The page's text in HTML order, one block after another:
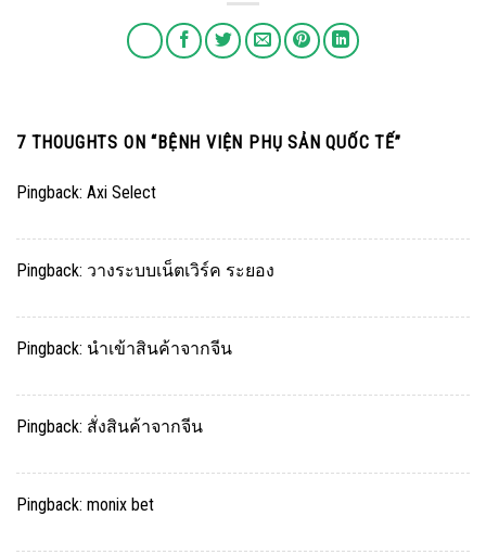
7 THOUGHTS ON “BỆNH VIỆN PHỤ SẢN QUỐC TẾ”
Pingback: Axi Select
Pingback: วางระบบเน็ตเวิร์ค ระยอง
Pingback: นำเข้าสินค้าจากจีน
Pingback: สั่งสินค้าจากจีน
Pingback: monix bet